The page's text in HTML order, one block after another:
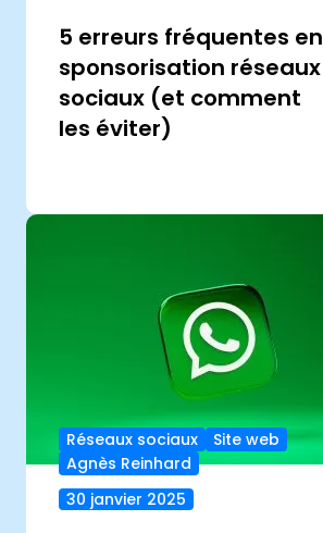
5 erreurs fréquentes en
sponsorisation réseaux
sociaux (et comment
les éviter)
Réseaux sociaux
Site web
Agnès Reinhard
30 janvier 2025